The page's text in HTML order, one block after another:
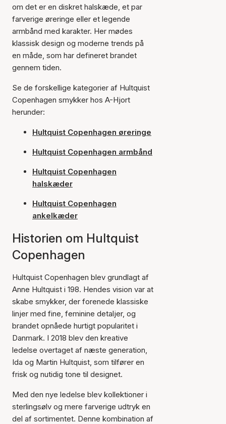
om det er en diskret halskæde, et par
farverige øreringe eller et legende
armbånd med karakter. Her mødes
klassisk design og moderne trends på
en måde, som har defineret brandet
gennem tiden.
Se de forskellige kategorier af Hultquist
Copenhagen smykker hos A-Hjort
herunder:
Hultquist Copenhagen øreringe
Hultquist Copenhagen armbånd
Hultquist Copenhagen
halskæder
Hultquist Copenhagen
ankelkæder
Historien om Hultquist
Copenhagen
Hultquist Copenhagen blev grundlagt af
Anne Hultquist i 198. Hendes vision var at
skabe smykker, der forenede klassiske
linjer med fine, feminine detaljer, og
brandet opnåede hurtigt popularitet i
Danmark. I 2018 blev den kreative
ledelse overtaget af næste generation,
Ida og Martin Hultquist, som tilfører en
frisk og nutidig tone til designet.
Med den nye ledelse blev kollektioner i
sterlingsølv og mere farverige udtryk en
del af sortimentet. Denne kombination af